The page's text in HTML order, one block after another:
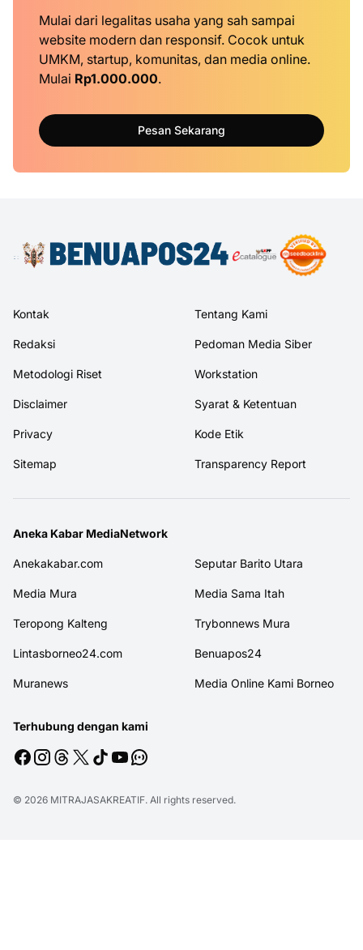
Mulai dari legalitas usaha yang sah sampai
website modern dan responsif. Cocok untuk
UMKM, startup, komunitas, dan media online.
Mulai Rp1.000.000.
Pesan Sekarang
Kontak Tentang Kami
Redaksi Pedoman Media Siber
Metodologi Riset Workstation
Disclaimer Syarat & Ketentuan
Privacy Kode Etik
Sitemap Transparency Report
Aneka Kabar MediaNetwork
Anekakabar.com Seputar Barito Utara
Media Mura Media Sama Itah
Teropong Kalteng Trybonnews Mura
Lintasborneo24.com Benuapos24
Muranews Media Online Kami Borneo
Terhubung dengan kami
© 2026 MITRAJASAKREATIF. All rights reserved.